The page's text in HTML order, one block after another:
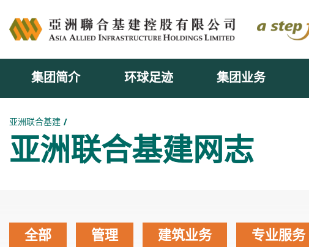
集团简介 环球足迹 集团业务
亚洲联合基建
亚洲联合基建网志
全部 管理 建筑业务 专业服务